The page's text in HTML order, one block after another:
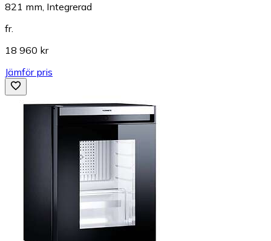
821 mm, Integrerad
fr.
18 960 kr
Jämför pris